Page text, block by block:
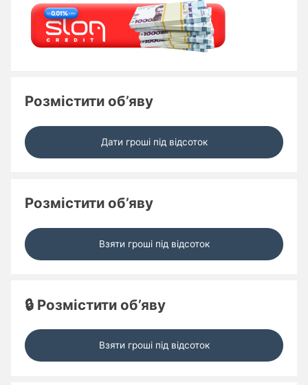
Розмістити об’яву
Дати гроші під відсоток
Розмістити об’яву
Взяти гроші під відсоток
🔒 Розмістити об’яву
Взяти гроші під відсоток